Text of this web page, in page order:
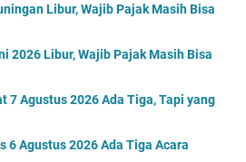
Libur, Wajib Pajak Masih Bisa
2026 Libur, Wajib Pajak Masih Bisa
7 Agustus 2026 Ada Tiga, Tapi yang
6 Agustus 2026 Ada Tiga Acara